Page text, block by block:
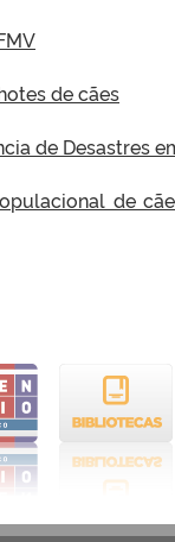
de cães
de Desastres
de